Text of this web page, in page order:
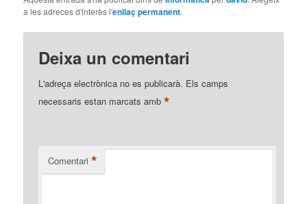
a les adreces d'interès l'enllaç permanent.
Deixa un comentari
L'adreça electrònica no es publicarà. Els camps
necessaris estan marcats amb*
Comentari *